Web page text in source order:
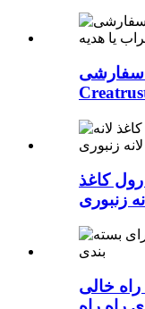
سفارشی
رول کاغذ
زنبوری
خالی